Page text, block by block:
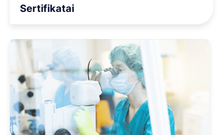
Sertifikatai